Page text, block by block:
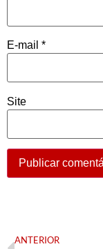
E-mail *
Site
ANTERIOR